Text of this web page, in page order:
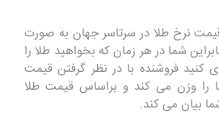
نرخ طلا در سرتاسر جهان به صورت
شما در هر زمان که بخواهید طلا را
فروشنده با در نظر گرفتن قیمت
را وزن می کند و براساس قیمت طلا
بیان می کند.